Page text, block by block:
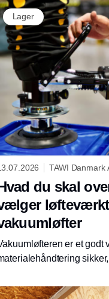
Lager
TAWI Danmark
du skal
er et godt
skal den